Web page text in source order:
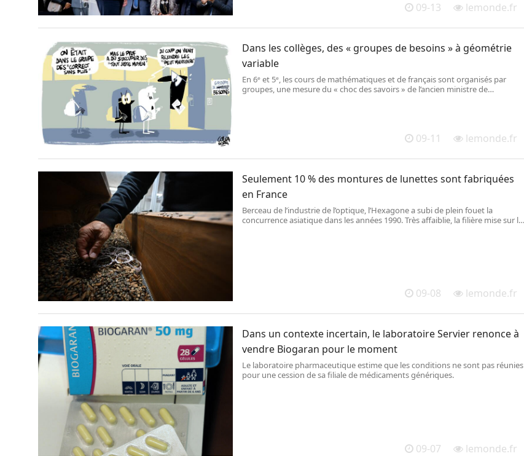
09-13 lemonde.fr
Dans les collèges, des « groupes de besoins » à géométrie
variable
En 6ᵉ et 5ᵉ, les cours de mathématiques et de français sont organisés par
groupes, une mesure du « choc des savoirs » de l’ancien ministre de
09-11 lemonde.fr
Seulement 10 % des montures de lunettes sont fabriquées
en France
Berceau de l’industrie de l’optique, l’Hexagone a subi de plein fouet la
concurrence asiatique dans les années 1990. Très affaiblie, la filière mise sur la
09-08 lemonde.fr
Dans un contexte incertain, le laboratoire Servier renonce à
vendre Biogaran pour le moment
Le laboratoire pharmaceutique estime que les conditions ne sont pas réunies
pour une cession de sa filiale de médicaments génériques.
09-07 lemonde.fr